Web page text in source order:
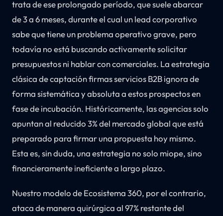
trata de ese prolongado período, que suele abarcar
de 3 a 6 meses, durante el cual un lead corporativo
sabe que tiene un problema operativo grave, pero
todavía no está buscando activamente solicitar
presupuestos ni hablar con comerciales. La estrategia
clásica de captación firmas servicios B2B ignora de
forma sistemática y absoluta a estos prospectos en
fase de incubación. Históricamente, las agencias solo
apuntan al reducido 3% del mercado global que está
preparado para firmar una propuesta hoy mismo.
Esta es, sin duda, una estrategia no solo miope, sino
financieramente ineficiente a largo plazo.
Nuestro modelo de Ecosistema 360, por el contrario,
ataca de manera quirúrgica al 97% restante del